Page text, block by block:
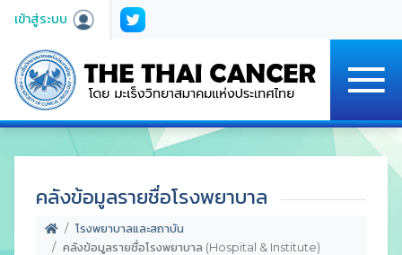
เข้าสู่ระบบ
คลังข้อมูลรายชื่อโรงพยาบาล
โรงพยาบาลและสถาบัน
คลังข้อมูลรายชื่อโรงพยาบาล (Hospital & Institute)